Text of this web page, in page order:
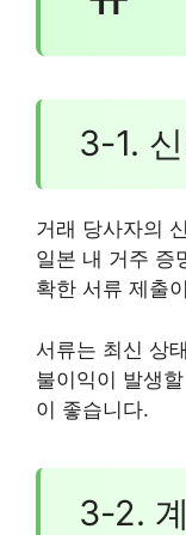
3-1.
거래 당사자의
일본 내 거주 증
확한 서류 제출
서류는 최신 상
불이익이 발생
이 좋습니다.
3-2.